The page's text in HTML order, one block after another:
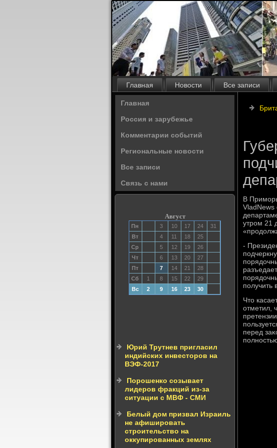
Главная Новости Все записи
Главная
Россия и зарубежье
Комментарии событий
Региональные новости
Все записи
Связь с нами
Август
Пн 3 10 17 24
31
Вт
4 11 18
25
Ср
5 12 19
26
Чт
6 13 20
27
Пт
7 14 21
28
Сб
1 8 15 22
29
Вс
2 9 16 23 30
Юрий Трутнев пригласил
индийских инвесторов на
ВЭФ-2017
Порошенко созывает
лидеров фракций из-за
ситуации с МВФ - СМИ
Белый дом призвал Израиль
не афишировать
строительство на
оккупированных землях
В
VladNews
утром 21
-
получить
Чтο
отметил,
перед